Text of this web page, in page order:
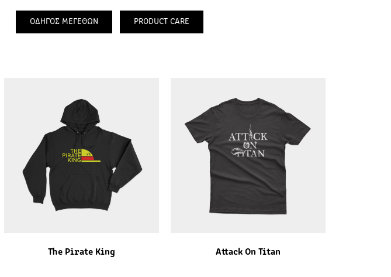
ΟΔΗΓΟΣ ΜΕΓΕΘΩΝ PRODUCT CARE
The Pirate King Attack On Titan